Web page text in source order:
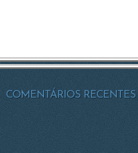
COMENTÁRIOS RECENTES